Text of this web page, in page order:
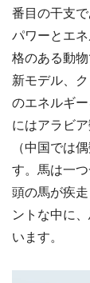
番目の干支
パワーとエ
格のある動物
新モデル、
のエネルギ
にはアラビ
（中国では
す。馬は一
頭の馬が疾
ントな中に
います。